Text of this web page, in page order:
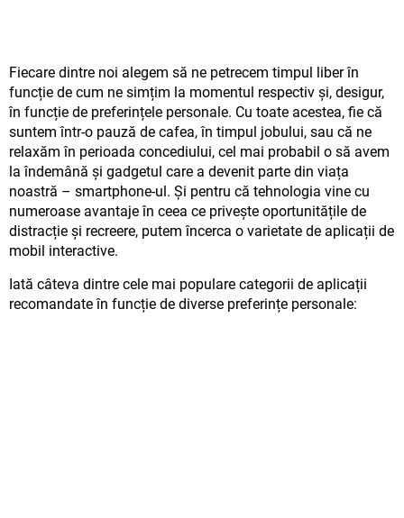
Fiecare dintre noi alegem să ne petrecem timpul liber în
funcție de cum ne simțim la momentul respectiv și, desigur,
în funcție de preferințele personale. Cu toate acestea, fie că
suntem într-o pauză de cafea, în timpul jobului, sau că ne
relaxăm în perioada concediului, cel mai probabil o să avem
la îndemână și gadgetul care a devenit parte din viața
noastră – smartphone-ul. Și pentru că tehnologia vine cu
numeroase avantaje în ceea ce privește oportunitățile de
distracție și recreere, putem încerca o varietate de aplicații de
mobil interactive.
Iată câteva dintre cele mai populare categorii de aplicații
recomandate în funcție de diverse preferințe personale: